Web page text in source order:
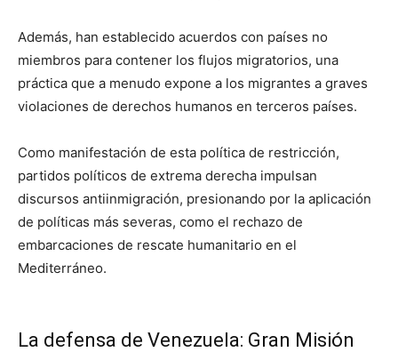
Además, han establecido acuerdos con países no
miembros para contener los flujos migratorios, una
práctica que a menudo expone a los migrantes a graves
violaciones de derechos humanos en terceros países.
Como manifestación de esta política de restricción,
partidos políticos de extrema derecha impulsan
discursos antiinmigración, presionando por la aplicación
de políticas más severas, como el rechazo de
embarcaciones de rescate humanitario en el
Mediterráneo.
La defensa de Venezuela: Gran Misión